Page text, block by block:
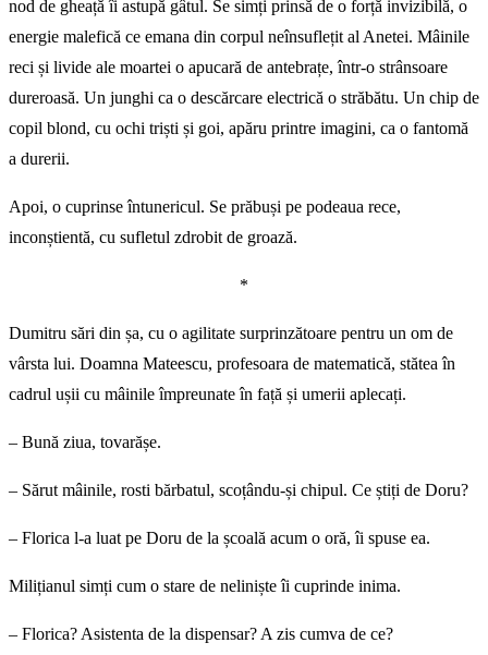
nod de gheață îi astupă gâtul. Se simți prinsă de o forță invizibilă, o
energie malefică ce emana din corpul neînsuflețit al Anetei. Mâinile
reci și livide ale moartei o apucară de antebrațe, într-o strânsoare
dureroasă. Un junghi ca o descărcare electrică o străbătu. Un chip de
copil blond, cu ochi triști și goi, apăru printre imagini, ca o fantomă
a durerii.
Apoi, o cuprinse întunericul. Se prăbuși pe podeaua rece,
inconștientă, cu sufletul zdrobit de groază.
*
Dumitru sări din șa, cu o agilitate surprinzătoare pentru un om de
vârsta lui. Doamna Mateescu, profesoara de matematică, stătea în
cadrul ușii cu mâinile împreunate în față și umerii aplecați.
– Bună ziua, tovarășe.
– Sărut mâinile, rosti bărbatul, scoțându-și chipul. Ce știți de Doru?
– Florica l-a luat pe Doru de la școală acum o oră, îi spuse ea.
Milițianul simți cum o stare de neliniște îi cuprinde inima.
– Florica? Asistenta de la dispensar? A zis cumva de ce?